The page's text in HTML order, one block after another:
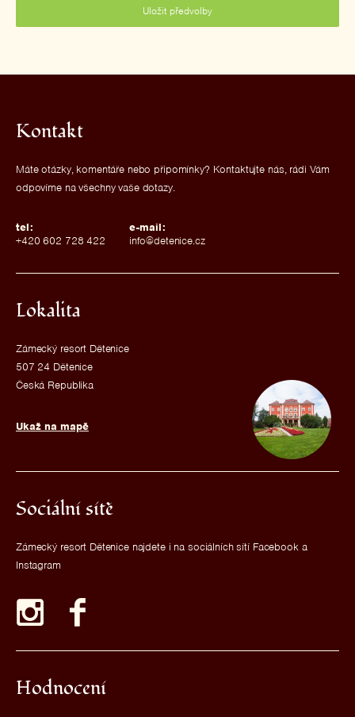
Uložit předvolby
Kontakt
Máte otázky, komentáře nebo připomínky? Kontaktujte nás, rádi Vám
odpovíme na všechny vaše dotazy.
tel:
+420 602 728 422
e-mail:
info@detenice.cz
Lokalita
Zámecký resort Dětenice
507 24 Dětenice
Česká Republika
Ukaž na mapě
Sociální sítě
Zámecký resort Dětenice najdete i na sociálních sítí Facebook a
Instagram
Hodnocení